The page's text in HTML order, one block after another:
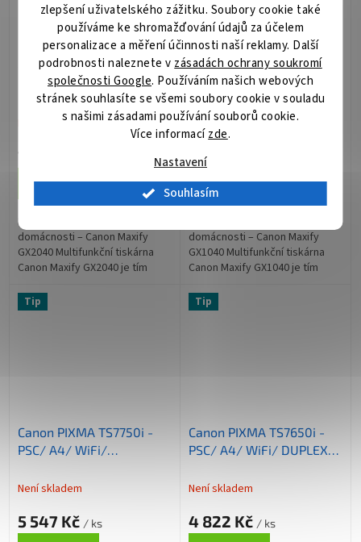
zlepšení uživatelského zážitku. Soubory cookie také
používáme ke shromažďování údajů za účelem
personalizace a měření účinnosti naší reklamy. Další
podrobnosti naleznete v zásadách ochrany soukromí
společnosti Google. Používáním našich webových
stránek souhlasíte se všemi soubory cookie v souladu
s našimi zásadami používání souborů cookie.
Více informacízde.
Nastavení
Souhlasím
Canon Maxify GX2040/
PSC/ A4/ 600x1200/
Duplex/ADF/LAN/ WiFi/
Není skladem
13 600 Kč
Do košíku
Produktivita do kanceláře i
domácnosti – Canon Maxify
GX2040 Multifunkční tiskárna
Canon Maxify GX2040 je tím
pomůže vytvořit dokonalou
domácí...
Canon Maxify GX1040/
PSC/ A4/ 600x1200/
Duplex/LAN/ WiFi/ USB
Není skladem
12 042 Kč
Do košíku
domácnosti – Canon Maxify
GX1040 Multifunkční tiskárna
Canon Maxify GX1040 je tím
pomůže vytvořit dokonalou
domácí...
Tip
Canon PIXMA TS7750i -
PSC/ A4/ WiFi/
kazety FINE
Není skladem
5 547 Kč / ks
Tip
Canon PIXMA TS7650i -
PSC/ A4/ WiFi/ DUPLEX/
Není skladem
4 822 Kč / ks